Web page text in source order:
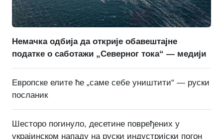
Немачка одбија да открије обавештајне
податке о саботажи „Северног тока“ — медији
Европске елите ће „саме себе уништити“ — руски
посланик
Шесторо погинуло, десетине повређених у
украјинском нападу на руски индустријски погон